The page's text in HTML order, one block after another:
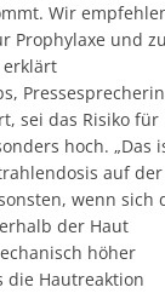
Wir
Prophylaxe und
erklärt
Pressesprecherin
sei das Risiko für
hoch. „Das
auf der
wenn sich
der Haut
höher
die Hautreaktion